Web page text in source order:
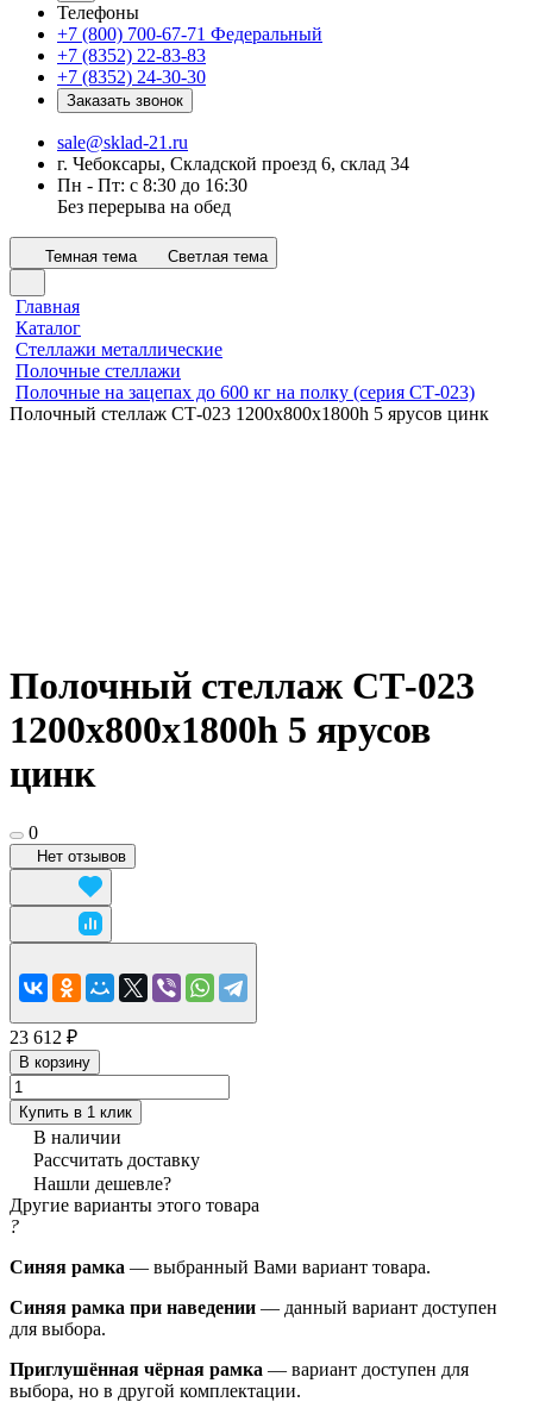
Телефоны
+7 (800) 700-67-71 Федеральный
+7 (8352) 22-83-83
+7 (8352) 24-30-30
Заказать звонок
sale@sklad-21.ru
г. Чебоксары, Складской проезд 6, склад 34
Пн - Пт: с 8:30 до 16:30
Без перерыва на обед
Темная тема Светлая тема
Главная
Каталог
Стеллажи металлические
Полочные стеллажи
Полочные на зацепах до 600 кг на полку (серия СТ-023)
Полочный стеллаж СТ-023 1200x800х1800h 5 ярусов цинк
Полочный стеллаж СТ-023
1200x800х1800h 5 ярусов
цинк
0
Нет отзывов
23 612 ₽
В корзину
Купить в 1 клик
В наличии
Рассчитать доставку
Нашли дешевле?
Другие варианты этого товара
?
Синяя рамка — выбранный Вами вариант товара.
Синяя рамка при наведении — данный вариант доступен
для выбора.
Приглушённая чёрная рамка — вариант доступен для
выбора, но в другой комплектации.